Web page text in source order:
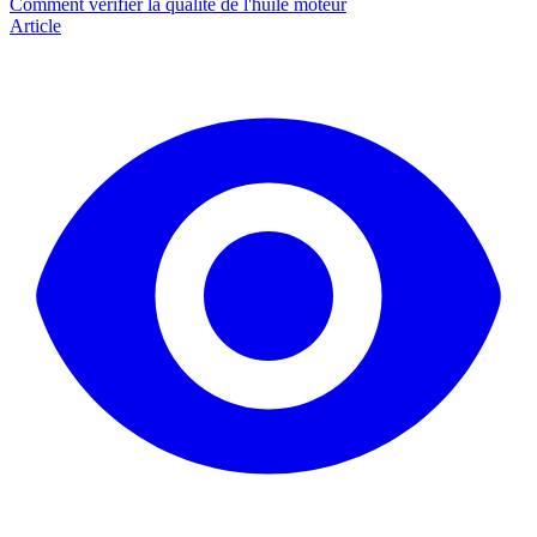
Comment vérifier la qualité de l'huile moteur
Article